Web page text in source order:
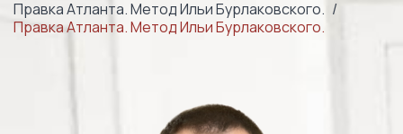
Правка Атланта. Метод Ильи Бурлаковского.
Правка Атланта. Метод Ильи Бурлаковского.